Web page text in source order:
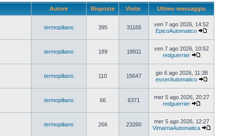
Autore Risposte Visite Ultimo messaggio
termopiliano 395 31165
ven 7 ago 2026, 14:52
EpicoAutomatico
termopiliano 189 18911
ven 7 ago 2026, 10:52
redguerrier
termopiliano 110 15647
gio 6 ago 2026, 11:38
esserAutomatico
termopiliano 66 6371
mer 5 ago 2026, 20:27
redguerrier
termopiliano 266 23260
mer 5 ago 2026, 12:27
VimarnaAutomatica